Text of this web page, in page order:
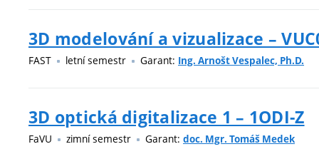
3D modelování a vizualizace –
FAST letní semestr Garant: Ing. Arnošt Vespalec, Ph.D.
3D optická digitalizace 1 – 1ODI-Z
FaVU zimní semestr Garant: doc. Mgr. Tomáš Medek